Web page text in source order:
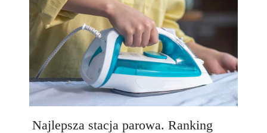
Najlepsza stacja parowa. Ranking